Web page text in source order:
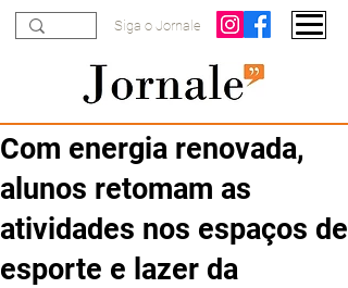
Siga o Jornale
Com energia renovada,
alunos retomam as
atividades nos espaços de
esporte e lazer da